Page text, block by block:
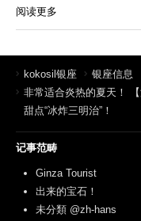
阅读更多
kokosil银座
银座信息
非常适合炎热的夏天！
甜点“冰炸三明治”！
记事范畴
Ginza Tourist
出来的宝石！
未分類 @zh-hans